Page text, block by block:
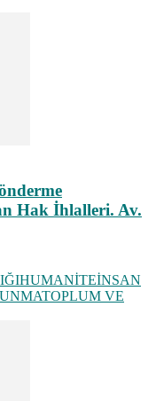
Hak İhlalleri. Av.
HUMANİTEİNSAN
TOPLUM VE